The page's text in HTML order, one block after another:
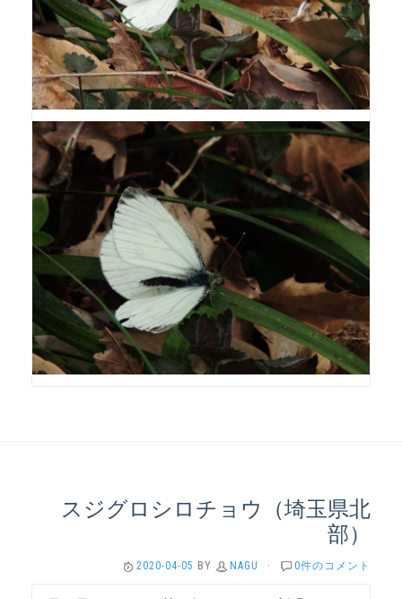
スジグロシロチョウ（埼玉県北
部）
2020-04-05 BY NAGU · 0件のコメント